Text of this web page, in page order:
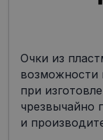
Очки из
возможности
при
чрезвычайно
и